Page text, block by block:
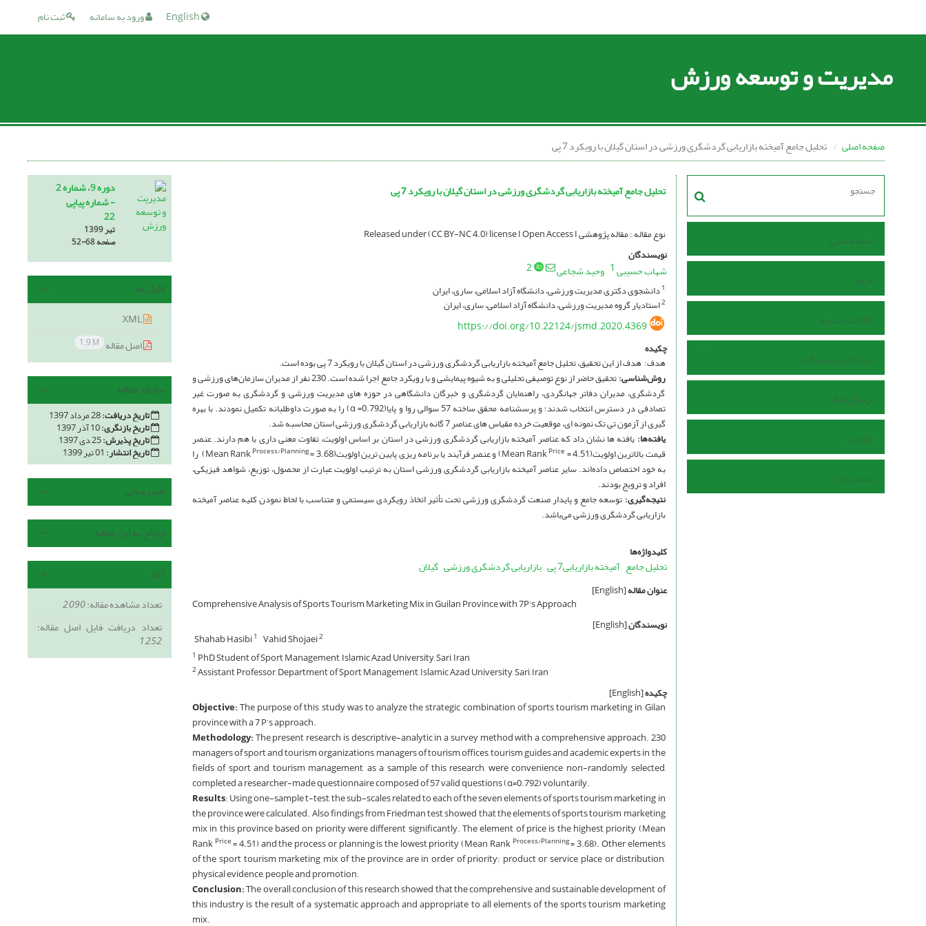
ثبت نام ورود به سامانه
مدیریت و توسعه ورزش
صفحه اصلی تحلیل جامع آمیخته بازاریابی گردشگری ورزشی در استان گیلان با رویکرد 7 پی
صفحه اصلی
مرور
اطلاعات نشریه
راهنمای نویسندگان
ارسال مقاله
داوران
تماس با ما
تحلیل جامع آمیخته بازاریابی گردشگری ورزشی در استان گیلان با رویکرد 7 پی
نوع مقاله : مقاله پژوهشی Released under (CC BY-NC 4.0) license I Open Access I
نویسندگان
شهاب حسیبی1 وحید شجاعی 2
1دانشجوی دکتری مدیریت ورزشی، دانشگاه آزاد اسلامی، ساری، ایران
2استادیار گروه مدیریت ورزشی، دانشگاه آزاد اسلامی، ساری، ایران
https://doi.org/10.22124/jsmd.2020.4369
چکیده
هدف: هدف از این تحقیق، تحلیل جامع آمیخته بازاریابی گردشگری ورزشی در استان گیلان با رویکرد 7 پی بوده است.
روش‌شناسی:
تحقیق حاضر از نوع توصیفی تحلیلی و به شیوه پیمایشی و با رویکرد جامع اجرا شده است. 230 نفر از مدیران سازمان‌های ورزشی و
گردشگری، مدیران دفاتر جهانگردی، راهنمایان گردشگری و خبرگان دانشگاهی در حوزه های مدیریت ورزشی و گردشگری به صورت غیر
تصادفی در دسترس انتخاب شدند؛ و پرسشنامه محقق ساخته 57 سوالی روا و پایا(0.792= α) را به صورت داوطلبانه تکمیل نمودند. با بهره
گیری از آزمون تی تک نمونه ای، موقعیت خرده مقیاس های عناصر 7 گانه بازاریابی گردشگری ورزشی استان محاسبه شد.
یافته‌ها: یافته ها نشان داد که عناصر آمیخته بازاریابی گردشگری ورزشی در استان بر اساس اولویت، تفاوت معنی داری با هم دارند. عنصر
قیمت بالاترین اولویت(4.51 = Mean Rank
Price ) و عنصر فرآیند یا برنامه ریزی پایین ترین اولویت(3.68 = Mean Rank Process/Planning
) را
به خود اختصاص داده‌اند. سایر عناصر آمیخته بازاریابی گردشگری ورزشی استان به ترتیب اولویت عبارت از محصول، توزیع، شواهد فیزیکی،
افراد و ترویج بودند.
نتیجه‌گیری: توسعه جامع و پایدار صنعت گردشگری ورزشی تحت تأثیر اتخاذ رویکردی سیستمی و متناسب با لحاظ نمودن کلیه عناصر آمیخته
بازاریابی گردشگری ورزشی می‌باشد.
کلیدواژه‌ها
تحلیل جامع آمیخته بازاریابی7 پی بازاریابی گردشگری ورزشی گیلان
عنوان مقاله[English]
Comprehensive Analysis of Sports Tourism Marketing Mix in Guilan Province with 7P's Approach
نویسندگان[English]
Shahab Hasibi1 Vahid Shojaei2
1 PhD Student of Sport Management, Islamic Azad University, Sari, Iran
2Assistant Professor, Department of Sport Management, Islamic Azad University, Sari, Iran
چکیده[English]
Objective:The purpose of this study was to analyze the strategic combination of sports tourism marketing in Gilan
province with a 7 P's approach.
Methodology:The present research is descriptive-analytic in a survey method with a comprehensive approach. 230
managers of sport and tourism organizations, managers of tourism offices, tourism guides and academic experts in the
fields of sport and tourism management, as a sample of this research, were convenience non-randomly selected,
completed a researcher-made questionnaire composed of 57 valid questions (α=0.792) voluntarily.
Results: Using one-sample t-test, the sub-scales related to each of the seven elements of sports tourism marketing in
the province were calculated. Also findings from Friedman test showed that the elements of sports tourism marketing
mix in this province based on priority were different significantly. The element of price is the highest priority (Mean
Rank Price= 4.51) and the process or planning is the lowest priority (Mean Rank Process/Planning= 3.68). Other elements
of the sport tourism marketing mix of the province are in order of priority: product or service, place or distribution,
physical evidence, people and promotion.
Conclusion:The overall conclusion of this research showed that the comprehensive and sustainable development of
this industry is the result of a systematic approach and appropriate to all elements of the sports tourism marketing
mix.
دوره 9، شماره 2
- شماره پیاپی
22
تیر 1399
صفحه52-68
فایل ها
XML
اصل مقاله 1.9 M
سابقه مقاله
تاریخ دریافت:28 مرداد 1397
تاریخ بازنگری:10 آذر 1397
تاریخ پذیرش:25 دی 1397
تاریخ انتشار:
هم رسانی
ارجاع به این مقاله
آمار
تعداد مشاهده مقاله:2,090
تعداد دریافت فایل اصل مقاله:
1,252